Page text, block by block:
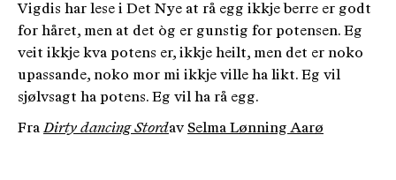
Vigdis har lese i Det Nye at rå egg ikkje berre er godt
for håret, men at det òg er gunstig for potensen. Eg
veit ikkje kva potens er, ikkje heilt, men det er noko
upassande, noko mor mi ikkje ville ha likt. Eg vil
sjølvsagt ha potens. Eg vil ha rå egg.
FraDirty dancing Stordav Selma Lønning Aarø